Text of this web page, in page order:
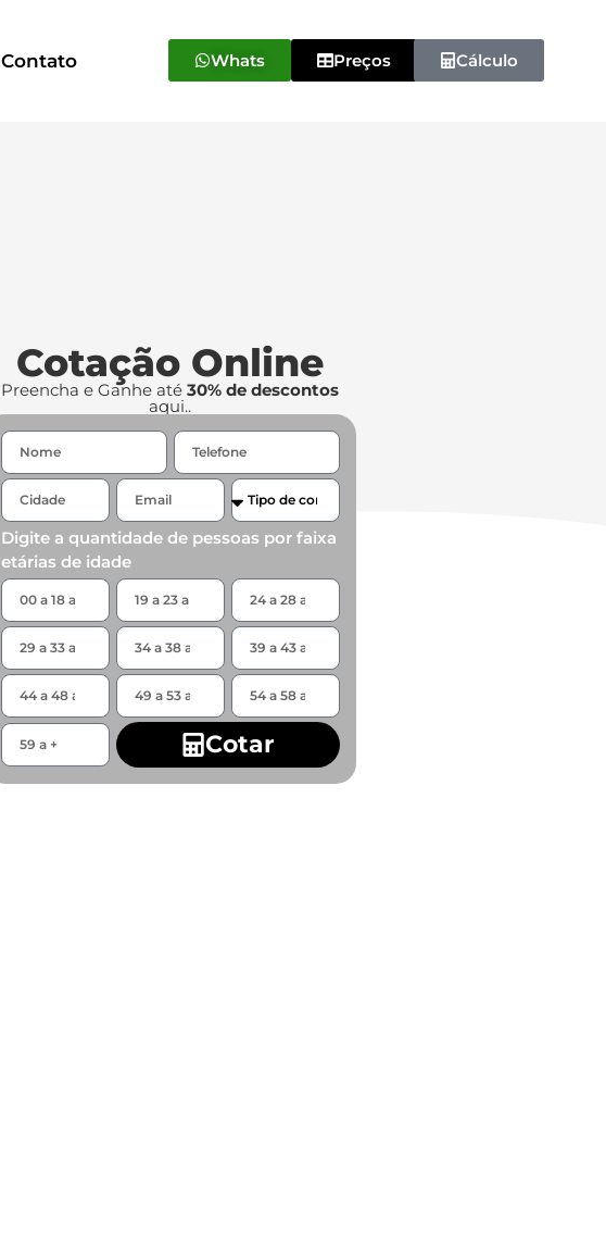
Contato Whats Preços Cálculo
Cotação Online
Preencha e Ganhe até30% de descontos
aqui..
Digite a quantidade de pessoas por faixa
etárias de idade
Cotar